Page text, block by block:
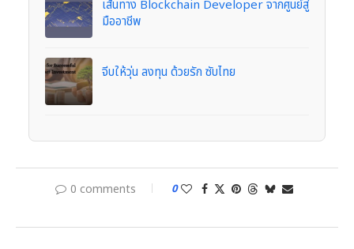
เส้นทาง Blockchain Developer จากศูนย์สู่
มืออาชีพ
จีบให้วุ่น ลงทุน ด้วยรัก ซับไทย
0 comments 0